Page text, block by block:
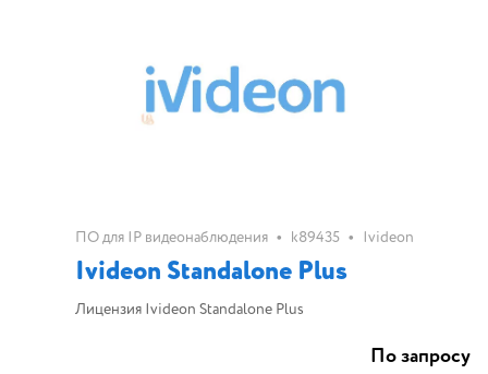
ПО для IP видеонаблюдения • k89435 • Ivideon
Ivideon Standalone Plus
Лицензия Ivideon Standalone Plus
По запросу